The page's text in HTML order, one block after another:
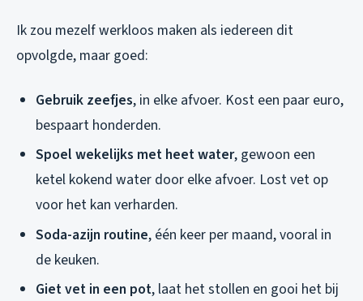
Ik zou mezelf werkloos maken als iedereen dit
opvolgde, maar goed:
Gebruik zeefjes, in elke afvoer. Kost een paar euro,
bespaart honderden.
Spoel wekelijks met heet water, gewoon een
ketel kokend water door elke afvoer. Lost vet op
voor het kan verharden.
Soda-azijn routine, één keer per maand, vooral in
de keuken.
Giet vet in een pot, laat het stollen en gooi het bij